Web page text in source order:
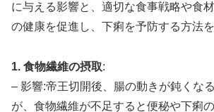
に与える影響と、適切な食事戦略や食
の健康を促進し、下痢を予防する方法を
1. 食物繊維の摂取:
– 影響:帝王切開後、腸の動きが鈍くな
が、食物繊維が不足すると便秘や下痢